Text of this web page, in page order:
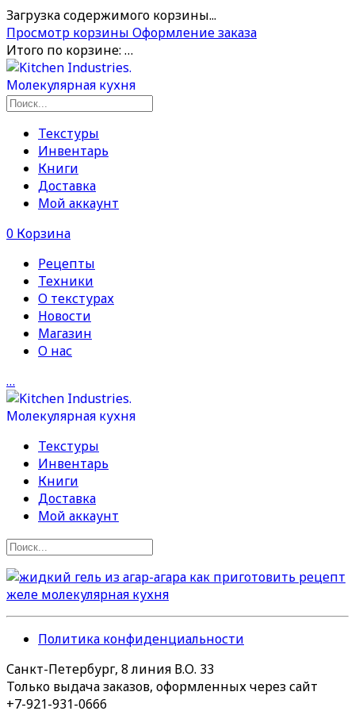
Загрузка содержимого корзины...
Просмотр корзины Оформление заказа
Итого по корзине: …
Текстуры
Инвентарь
Книги
Доставка
Мой аккаунт
0 Корзина
Рецепты
Техники
О текстурах
Новости
Магазин
О нас
…
Текстуры
Инвентарь
Книги
Доставка
Мой аккаунт
Политика конфиденциальности
Санкт-Петербург, 8 линия В.О. 33
Только выдача заказов, оформленных через сайт
+7-921-931-0666